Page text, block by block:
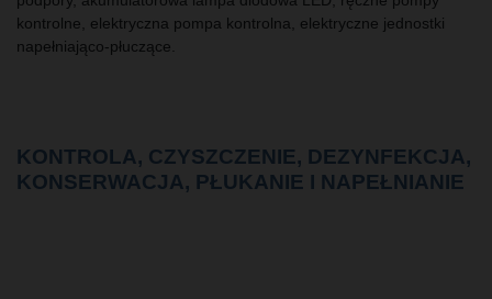
kontrolne, elektryczna pompa kontrolna, elektryczne jednostki
napełniająco-płuczące.
KONTROLA, CZYSZCZENIE, DEZYNFEKCJA,
KONSERWACJA, PŁUKANIE I NAPEŁNIANIE